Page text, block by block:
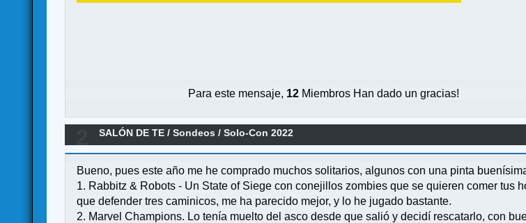
Para este mensaje, 12 Miembros Han dado un gracias!
SALÓN DE TE /Sondeos /Solo-Con 2022
Bueno, pues este año me he comprado muchos solitarios, algunos con una pinta
1. Rabbitz & Robots - Un State of Siege con conejillos zombies que se quieren comer tus
que defender tres caminicos, me ha parecido mejor, y lo he jugado bastante.
2. Marvel Champions. Lo tenía muelto del asco desde que salió y decidí rescatarlo, con